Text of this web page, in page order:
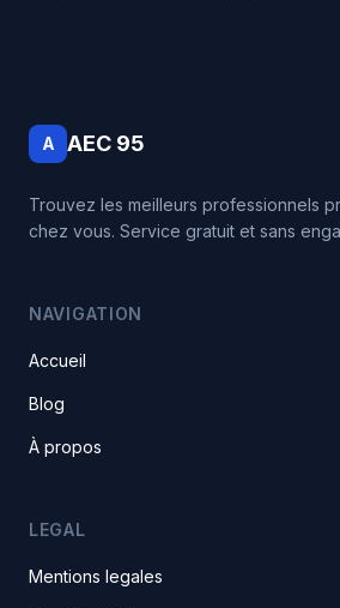
A AEC 95
Trouvez les meilleurs professionnels
chez vous. Service gratuit et sans
NAVIGATION
Accueil
Blog
À propos
LEGAL
Mentions legales